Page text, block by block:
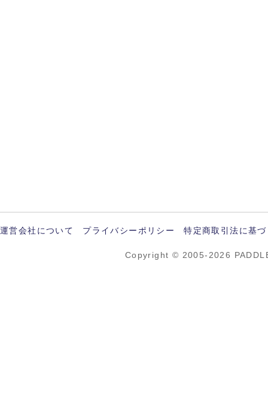
運営会社について プライバシーポリシー 特定商取引法に基
Copyright © 2005-2026